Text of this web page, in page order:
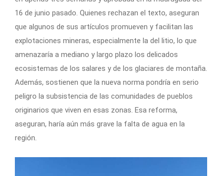
16 de junio pasado. Quienes rechazan el texto, aseguran
que algunos de sus artículos promueven y facilitan las
explotaciones mineras, especialmente la del litio, lo que
amenazaría a mediano y largo plazo los delicados
ecosistemas de los salares y de los glaciares de montaña.
Además, sostienen que la nueva norma pondría en serio
peligro la subsistencia de las comunidades de pueblos
originarios que viven en esas zonas. Esa reforma,
aseguran, haría aún más grave la falta de agua en la
región.